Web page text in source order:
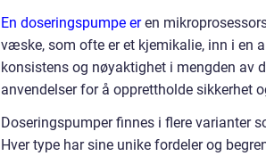
En doseringspumpe eren
væske, som ofte er et kjemikalie, inn i en
konsistens og nøyaktighet i mengden av
anvendelser for å opprettholde sikkerhet
Doseringspumper finnes i flere varianter
Hver type har sine unike fordeler og